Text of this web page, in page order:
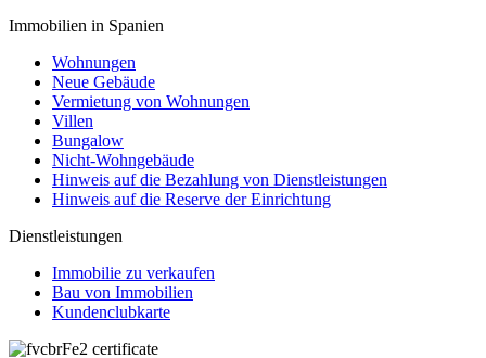
Immobilien in Spanien
Wohnungen
Neue Gebäude
Vermietung von Wohnungen
Villen
Bungalow
Nicht-Wohngebäude
Hinweis auf die Bezahlung von Dienstleistungen
Hinweis auf die Reserve der Einrichtung
Dienstleistungen
Immobilie zu verkaufen
Bau von Immobilien
Kundenclubkarte